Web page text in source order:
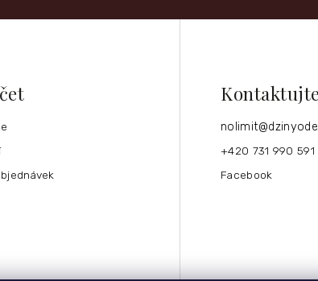
nolimit@
+420 731 990 591
Facebook